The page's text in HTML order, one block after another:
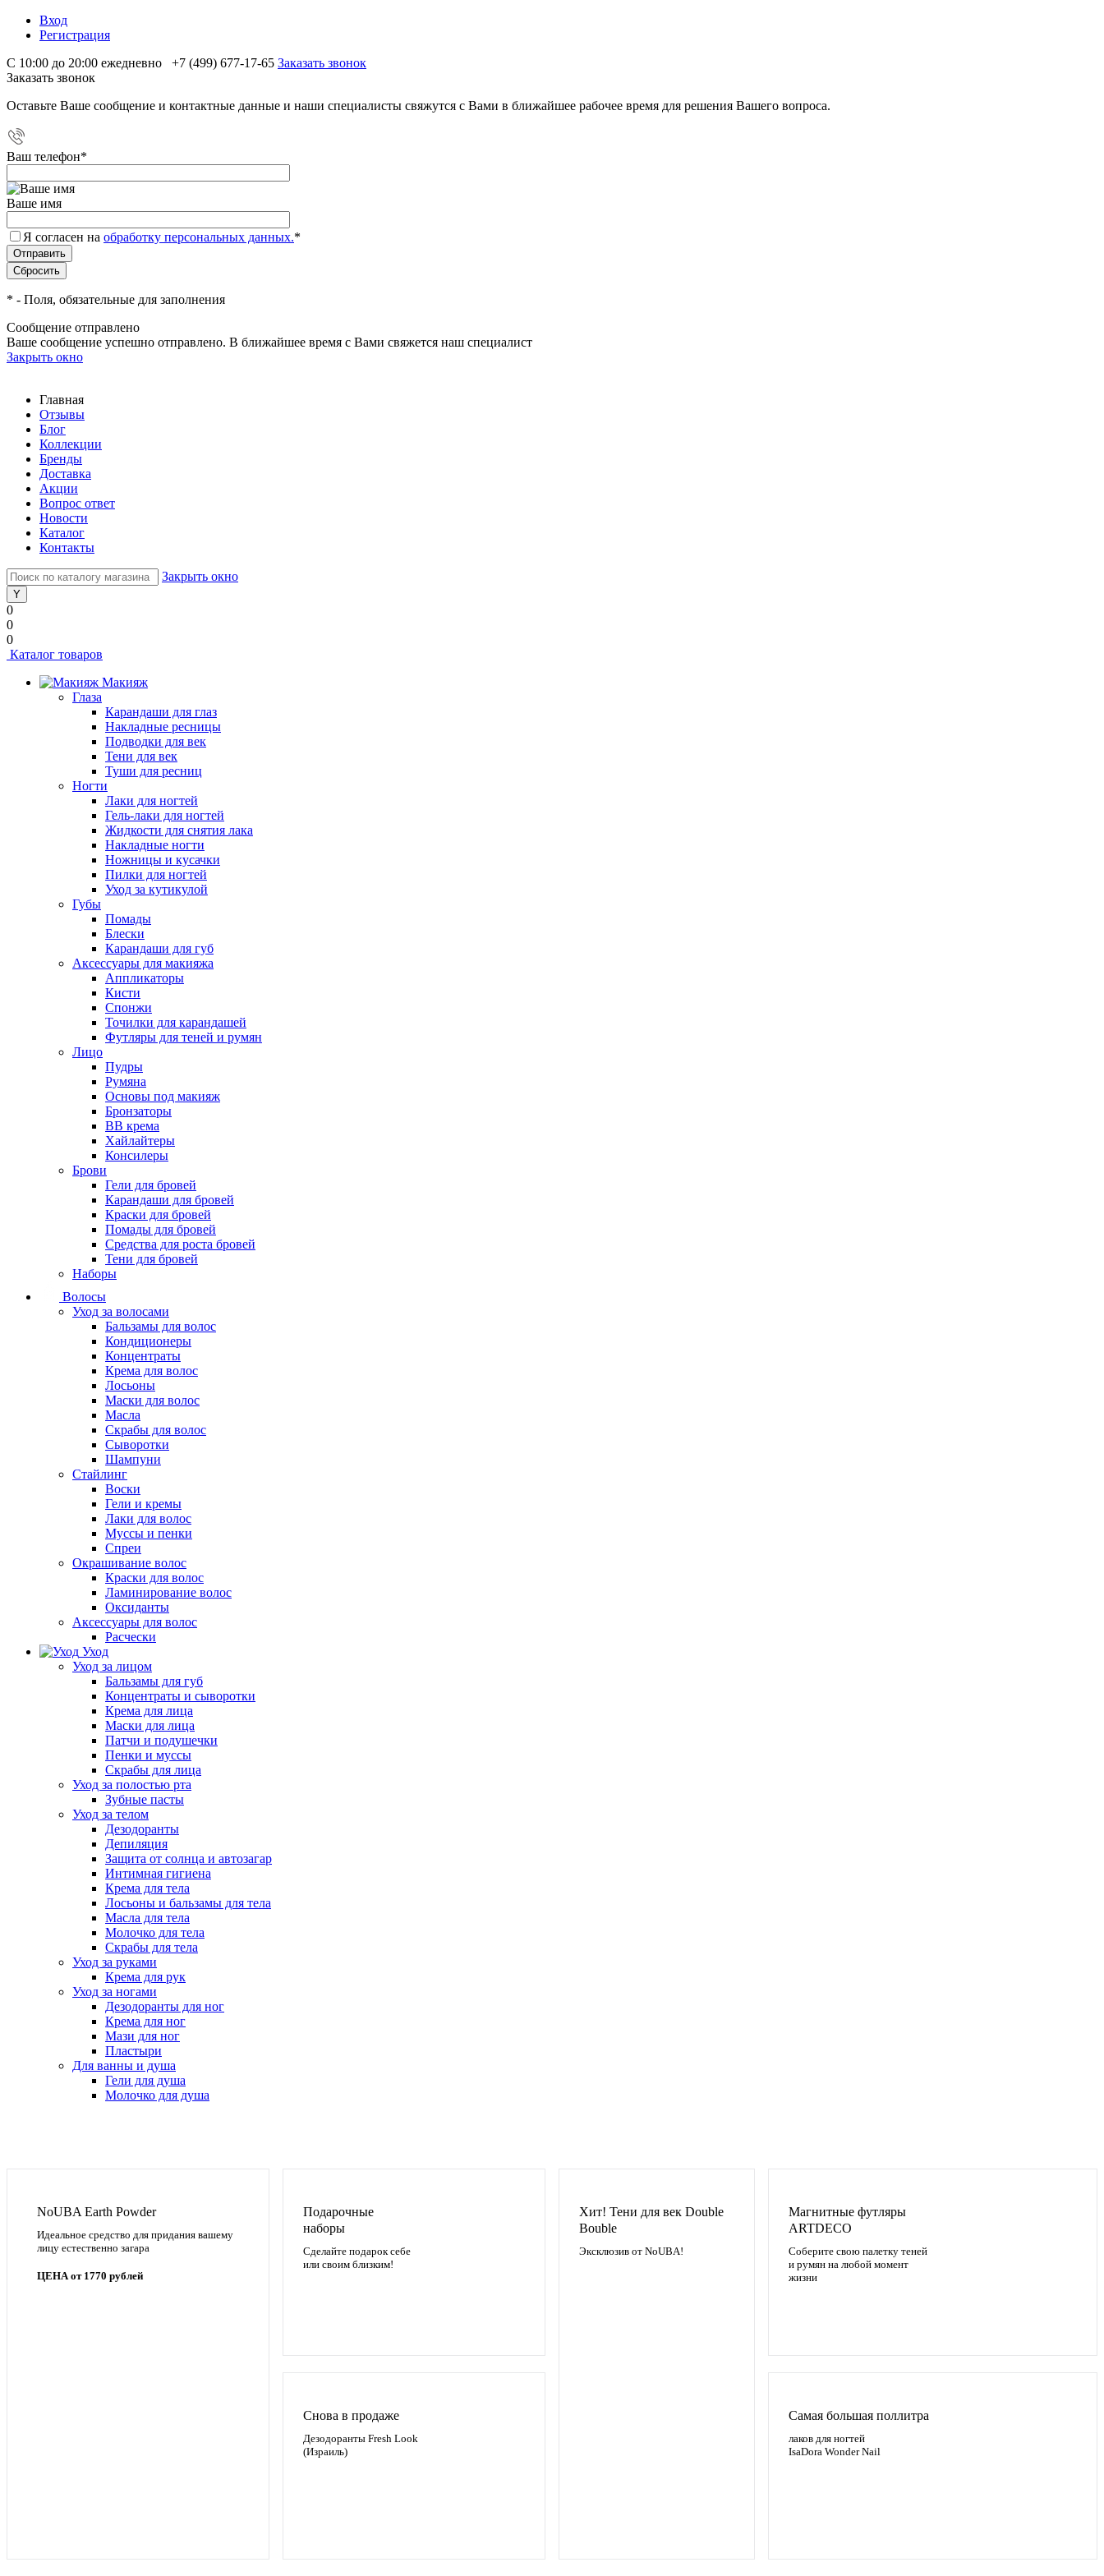
Вход
Регистрация
С 10:00 до 20:00 ежедневно
+7 (499) 677-17-65 Заказать звонок
Заказать звонок
Оставьте Ваше сообщение и контактные данные и наши специалисты свяжутся с Вами в ближайшее рабочее время для решения Вашего вопроса.
Ваш телефон*
Ваше имя
Я согласен на обработку персональных данных.*
* - Поля, обязательные для заполнения
Сообщение отправлено
Ваше сообщение успешно отправлено. В ближайшее время с Вами свяжется наш специалист
Закрыть окно
Главная
Отзывы
Блог
Коллекции
Бренды
Доставка
Акции
Вопрос ответ
Новости
Каталог
Контакты
Закрыть окно
0
0
0
Каталог товаров
Макияж
Глаза
Карандаши для глаз
Накладные ресницы
Подводки для век
Тени для век
Туши для ресниц
Ногти
Лаки для ногтей
Гель-лаки для ногтей
Жидкости для снятия лака
Накладные ногти
Ножницы и кусачки
Пилки для ногтей
Уход за кутикулой
Губы
Помады
Блески
Карандаши для губ
Аксессуары для макияжа
Аппликаторы
Кисти
Спонжи
Точилки для карандашей
Футляры для теней и румян
Лицо
Пудры
Румяна
Основы под макияж
Бронзаторы
BB крема
Хайлайтеры
Консилеры
Брови
Гели для бровей
Карандаши для бровей
Краски для бровей
Помады для бровей
Средства для роста бровей
Тени для бровей
Наборы
Волосы
Уход за волосами
Бальзамы для волос
Кондиционеры
Концентраты
Крема для волос
Лосьоны
Маски для волос
Масла
Скрабы для волос
Сыворотки
Шампуни
Стайлинг
Воски
Гели и кремы
Лаки для волос
Муссы и пенки
Спреи
Окрашивание волос
Краски для волос
Ламинирование волос
Оксиданты
Аксессуары для волос
Расчески
Уход
Уход за лицом
Бальзамы для губ
Концентраты и сыворотки
Крема для лица
Маски для лица
Патчи и подушечки
Пенки и муссы
Скрабы для лица
Уход за полостью рта
Зубные пасты
Уход за телом
Дезодоранты
Депиляция
Защита от солнца и автозагар
Интимная гигиена
Крема для тела
Лосьоны и бальзамы для тела
Масла для тела
Молочко для тела
Скрабы для тела
Уход за руками
Крема для рук
Уход за ногами
Дезодоранты для ног
Крема для ног
Мази для ног
Пластыри
Для ванны и душа
Гели для душа
Молочко для душа
NoUBA Earth Powder
Идеальное средство для придания вашему
лицу естественно загара
ЦЕНА от 1770 рублей
Подарочные
наборы
Сделайте подарок себе
или своим близким!
Снова в продаже
Дезодоранты Fresh Look
(Израиль)
Хит! Тени для век Double
Bouble
Эксклюзив от NoUBA!
Магнитные футляры
ARTDECO
Соберите свою палетку теней
и румян на любой момент
жизни
Самая большая поллитра
лаков для ногтей
IsaDora Wonder Nail